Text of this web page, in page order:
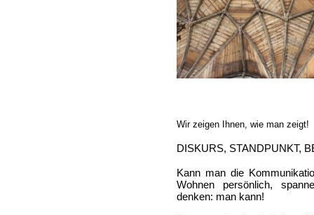
Wir zeigen Ihnen, wie man zeigt!
DISKURS, STANDPUNKT,
Kann man die
Wohnen persönlich,
denken: man kann!